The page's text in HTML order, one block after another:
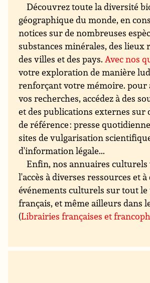
Découvrez toute la diversité
géographique du monde, en
notices sur de nombreuses
substances minérales, des lieux
des villes et des pays.Avec nos
votre exploration de manière
renforçant votre mémoire.
vos recherches, accédez à des
et des publications externes sur
de référence : presse
sites de vulgarisation
d'information légale...
Enfin, nos annuaires
l'accès à diverses ressources et à
événements culturels sur tout
français, et même ailleurs dans
(Librairies françaises et